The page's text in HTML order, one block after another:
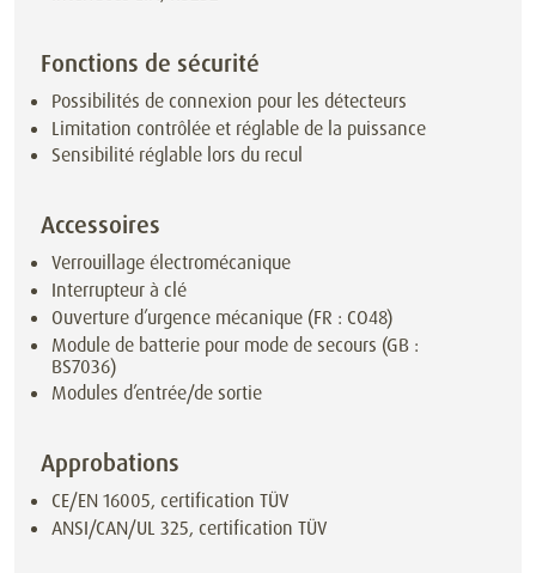
Fonctions de sécurité
Possibilités de connexion pour les détecteurs
Limitation contrôlée et réglable de la puissance
Sensibilité réglable lors du recul
Accessoires
Verrouillage électromécanique
Interrupteur à clé
Ouverture d’urgence mécanique (FR : CO48)
Module de batterie pour mode de secours (GB :
BS7036)
Modules d’entrée/de sortie
Approbations
CE/EN 16005, certification TÜV
ANSI/CAN/UL 325, certification TÜV